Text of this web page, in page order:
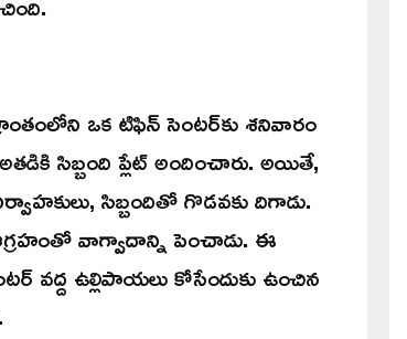
ఒక టిఫిన్ సెంటర్‌కు శనివారం
సిబ్బంది ప్లేట్ అందించారు. అయితే,
సిబ్బందితో గొడవకు దిగాడు.
ఆగ్రహంతో వాగ్వాదాన్ని పెంచాడు. ఈ
ఉల్లిపాయలు కోసేందుకు ఉంచిన